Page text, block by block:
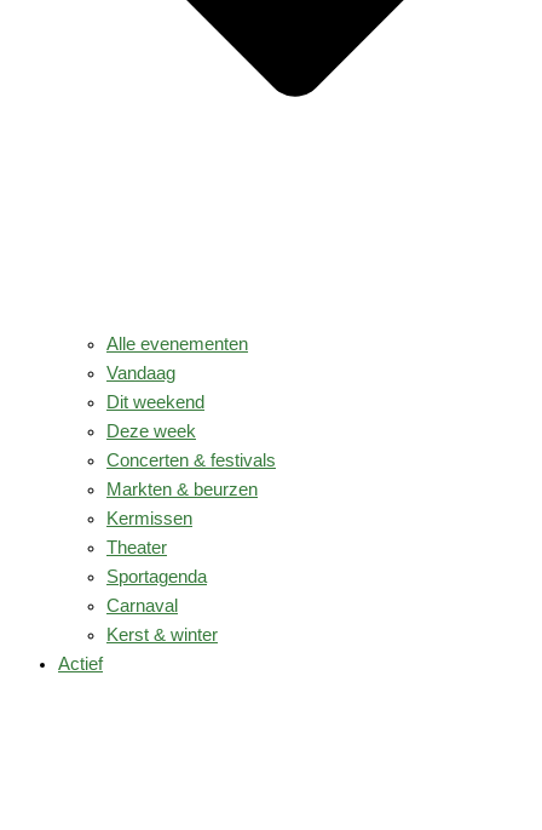
Alle evenementen
Vandaag
Dit weekend
Deze week
Concerten & festivals
Markten & beurzen
Kermissen
Theater
Sportagenda
Carnaval
Kerst & winter
Actief